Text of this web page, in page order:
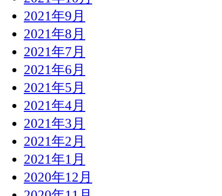
2021年9月
2021年8月
2021年7月
2021年6月
2021年5月
2021年4月
2021年3月
2021年2月
2021年1月
2020年12月